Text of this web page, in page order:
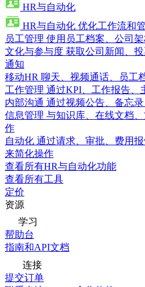
HR与自动化
HR与自动化 优化工作流和
员工管理 使用员工档案、公司
文化与参与度 获取公司新闻、
通知
移动HR 聊天、视频通话、员工
工作管理 通过KPI、工作报告、
内部沟通 通过视频公告、备忘
信息管理 与知识库、在线文档
作
自动化 通过请求、审批、费用
来简化操作
查看所有HR与自动化功能
查看所有工具
定价
资源
学习
帮助台
指南和API文档
连接
提交订单